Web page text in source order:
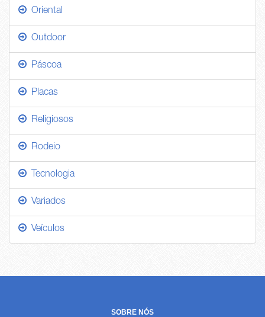
Oriental
Outdoor
Páscoa
Placas
Religiosos
Rodeio
Tecnologia
Variados
Veículos
SOBRE NÓS